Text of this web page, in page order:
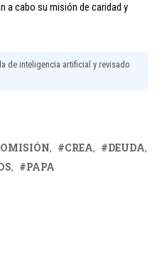
a cabo su misión de caridad y
de inteligencia artificial y revisado
CREA
DEUDA
PAPA